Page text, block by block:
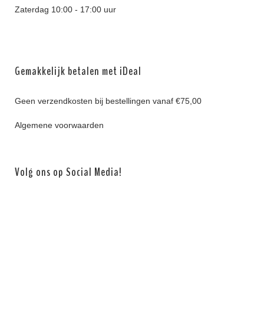
Zaterdag 10:00 - 17:00 uur
Gemakkelijk betalen met iDeal
Geen verzendkosten bij bestellingen vanaf €75,00
Algemene voorwaarden
Volg ons op Social Media!